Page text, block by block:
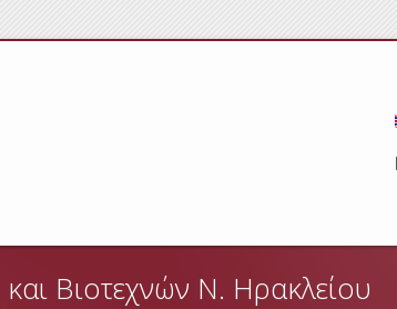
Βιοτεχνών Ν. Ηρακλείου